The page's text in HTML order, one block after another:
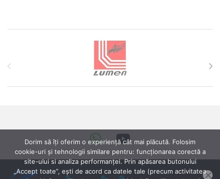
Dorim să îți oferim o experiență cât mai plăcută. Folosim
cookie-uri și tehnologii similare pentru: funcționarea corectă a
site-ului si analiza performanței. Prin apăsarea butonului
„Accept toate”, ești de acord ca datele tale (precum activitatea